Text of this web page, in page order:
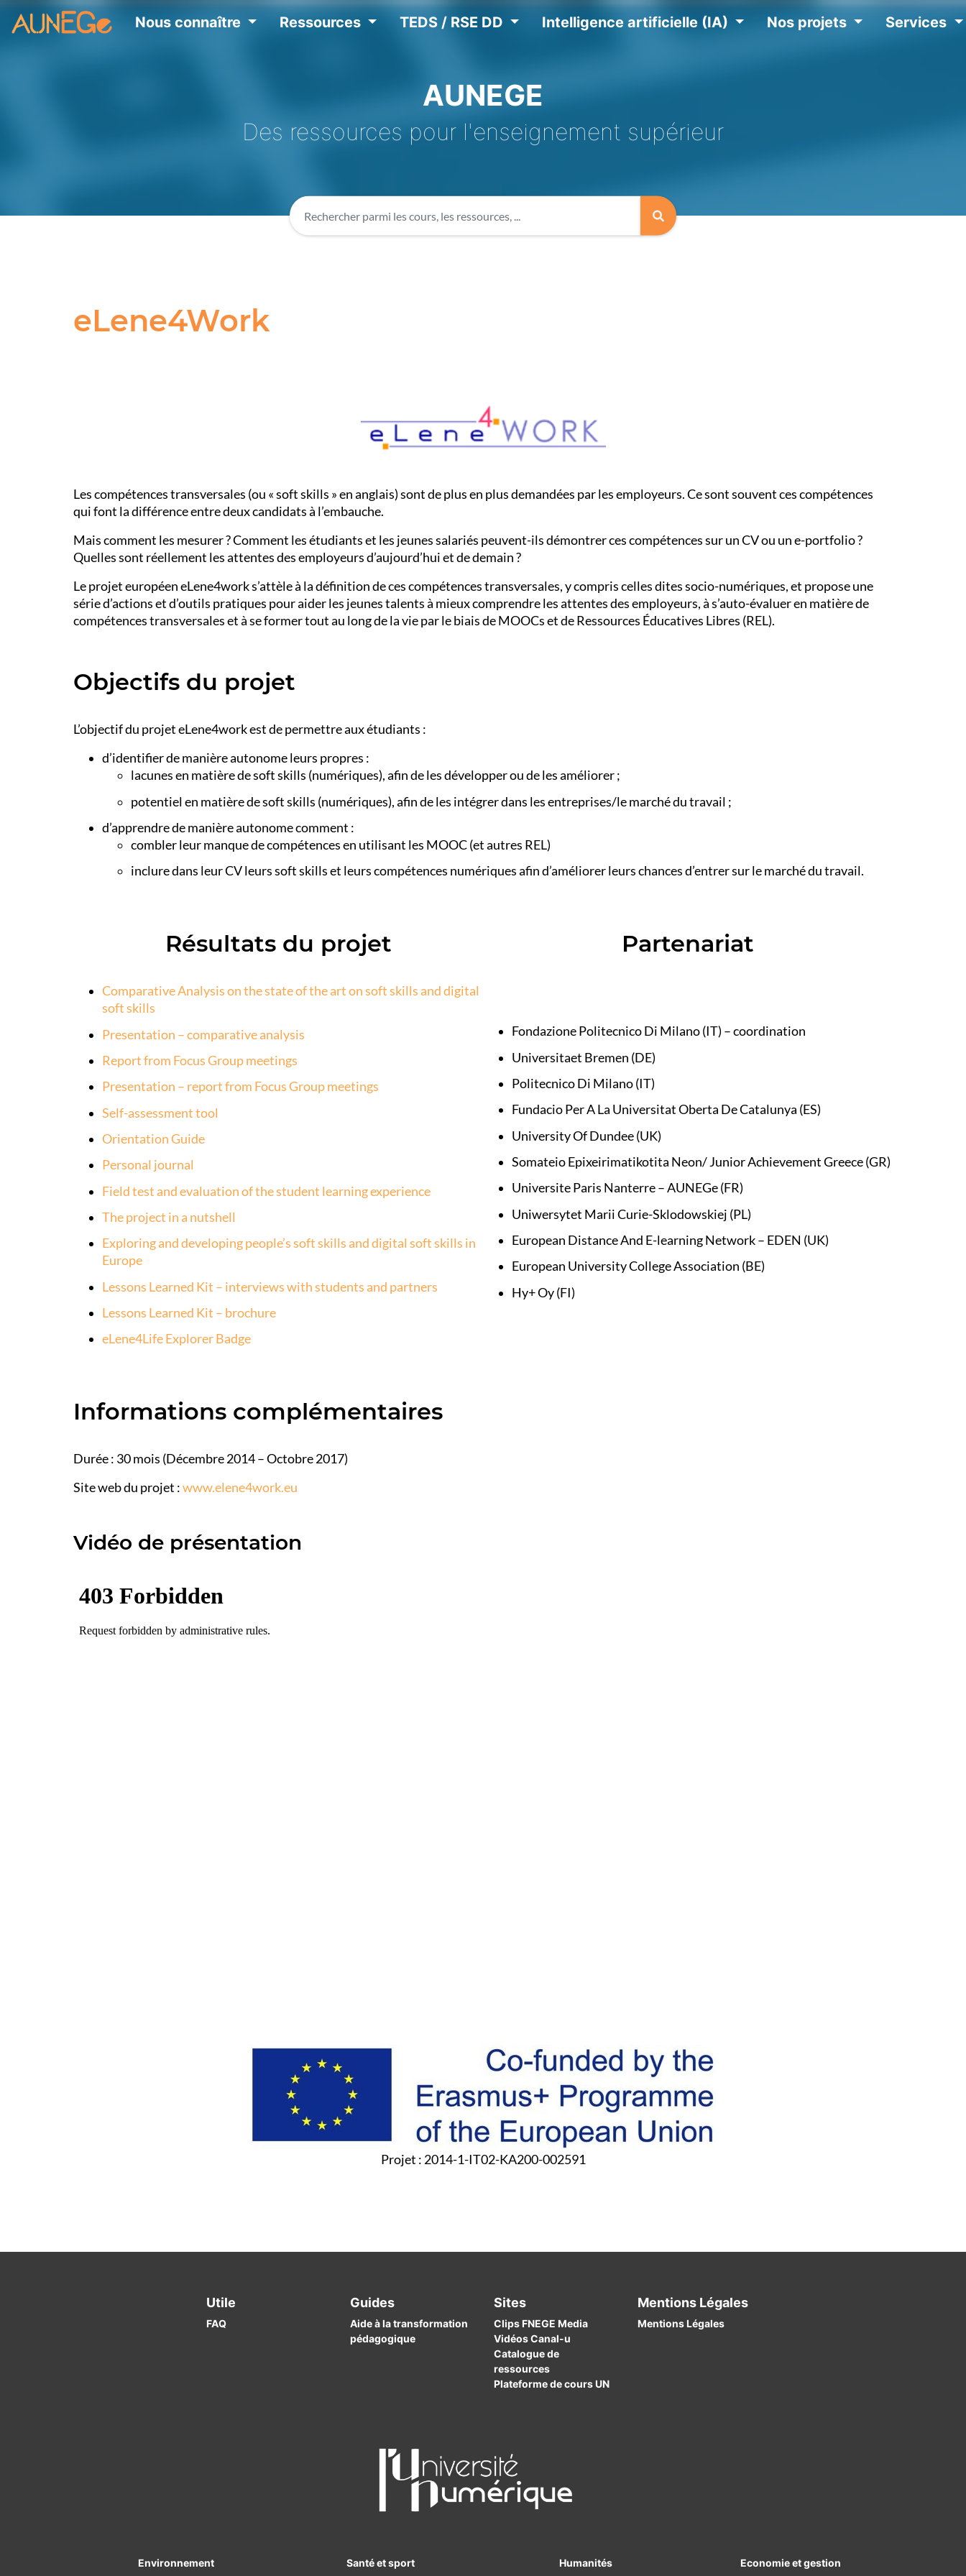
Nous connaître Ressources TEDS / RSE DD Intelligence artificielle (IA) Nos projets Services
AUNEGE
Des ressources pour l'enseignement supérieur
eLene4Work
Les compétences transversales (ou « soft skills » en anglais) sont de plus en plus demandées par les employeurs. Ce sont souvent ces compétences
qui font la différence entre deux candidats à l’embauche.
Mais comment les mesurer ? Comment les étudiants et les jeunes salariés peuvent-ils démontrer ces compétences sur un CV ou un e-portfolio ?
Quelles sont réellement les attentes des employeurs d’aujourd’hui et de demain ?
Le projet européen eLene4work s’attèle à la définition de ces compétences transversales, y compris celles dites socio-numériques, et propose une
série d’actions et d’outils pratiques pour aider les jeunes talents à mieux comprendre les attentes des employeurs, à s’auto-évaluer en matière de
compétences transversales et à se former tout au long de la vie par le biais de MOOCs et de Ressources Éducatives Libres (REL).
Objectifs du projet
L’objectif du projet eLene4work est de permettre aux étudiants :
d’identifier de manière autonome leurs propres :
lacunes en matière de soft skills (numériques), afin de les développer ou de les améliorer ;
potentiel en matière de soft skills (numériques), afin de les intégrer dans les entreprises/le marché du travail ;
d’apprendre de manière autonome comment :
combler leur manque de compétences en utilisant les MOOC (et autres REL)
inclure dans leur CV leurs soft skills et leurs compétences numériques afin d’améliorer leurs chances d’entrer sur le marché du travail.
Résultats du projet
Comparative Analysis on the state of the art on soft skills and digital
soft skills
Presentation – comparative analysis
Report from Focus Group meetings
Presentation – report from Focus Group meetings
Self-assessment tool
Orientation Guide
Personal journal
Field test and evaluation of the student learning experience
The project in a nutshell
Exploring and developing people’s soft skills and digital soft skills in
Europe
Lessons Learned Kit – interviews with students and partners
Lessons Learned Kit – brochure
eLene4Life Explorer Badge
Partenariat
Fondazione Politecnico Di Milano (IT) – coordination
Universitaet Bremen (DE)
Politecnico Di Milano (IT)
Fundacio Per A La Universitat Oberta De Catalunya (ES)
University Of Dundee (UK)
Somateio Epixeirimatikotita Neon/ Junior Achievement Greece (GR)
Universite Paris Nanterre – AUNEGe (FR)
Uniwersytet Marii Curie-Sklodowskiej (PL)
European Distance And E-learning Network – EDEN (UK)
European University College Association (BE)
Hy+ Oy (FI)
Informations complémentaires
Durée : 30 mois (Décembre 2014 – Octobre 2017)
Site web du projet :www.elene4work.eu
Vidéo de présentation
Projet : 2014-1-IT02-KA200-002591
Utile
FAQ
Guides
Aide à la transformation
pédagogique
Sites
Clips FNEGE Media
Vidéos Canal-u
Catalogue de
ressources
Plateforme de cours UN
Mentions Légales
Mentions Légales
Environnement
Santé et sport
Humanités
Economie et gestion